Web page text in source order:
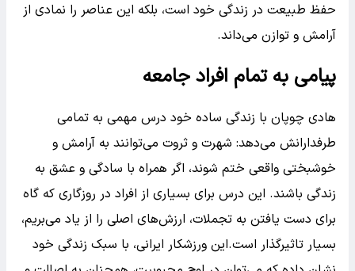
حفظ طبیعت در زندگی خود است، بلکه این عناصر را نمادی از
آرامش و توازن می‌داند.
پیامی به تمام افراد جامعه
هادی چوپان با زندگی ساده خود درس مهمی به تمامی
طرفدارانش می‌دهد: شهرت و ثروت می‌توانند به آرامش و
خوشبختی واقعی ختم شوند، اگر همراه با سادگی و عشق به
زندگی باشند. این درس برای بسیاری از افراد در روزگاری که گاه
برای دست یافتن به تجملات، ارزش‌های اصلی را از یاد می‌بریم،
بسیار تاثیرگذار است.این ورزشکار ایرانی، با سبک زندگی خود